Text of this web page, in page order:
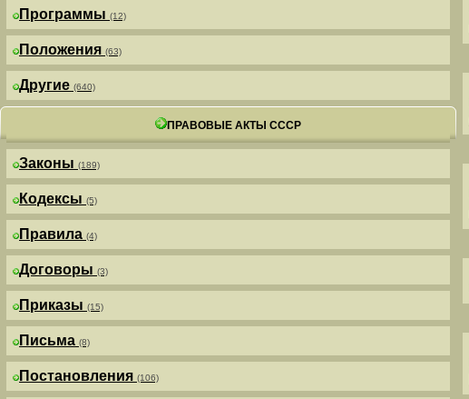
Программы (12)
Положения (63)
Другие (640)
ПРАВОВЫЕ АКТЫ СССР
Законы (189)
Кодексы (5)
Правила (4)
Договоры (3)
Приказы (15)
Письма (8)
Постановления (106)